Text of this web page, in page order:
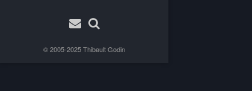
© 2005-2025Thibault Godin